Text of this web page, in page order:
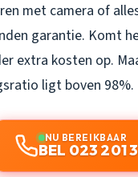
met camera of
garantie. Komt
extra kosten op.
ligt boven 98%.
NU BEREIKBAAR
BEL 023 201